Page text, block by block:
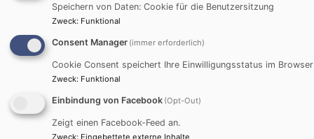
die Advents- und
Übersicht für die
Veranstaltungen,
findet ihr Artikel über die
neue Friedensdenkschrift
Speichern von Daten: Cookie für die Benutzersitzung
Zweck: Funktional
Consent Manager (immer erforderlich)
Cookie Consent speichert Ihre Einwilligungsstatus im Browser
Zweck: Funktional
Einbindung von Facebook (Opt-Out)
Zeigt einen Facebook-Feed an.
Zweck: Eingebettete externe Inhalte